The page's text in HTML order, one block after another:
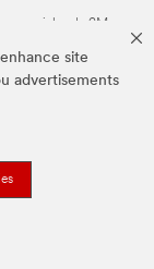
site
advertisements
de 3M.